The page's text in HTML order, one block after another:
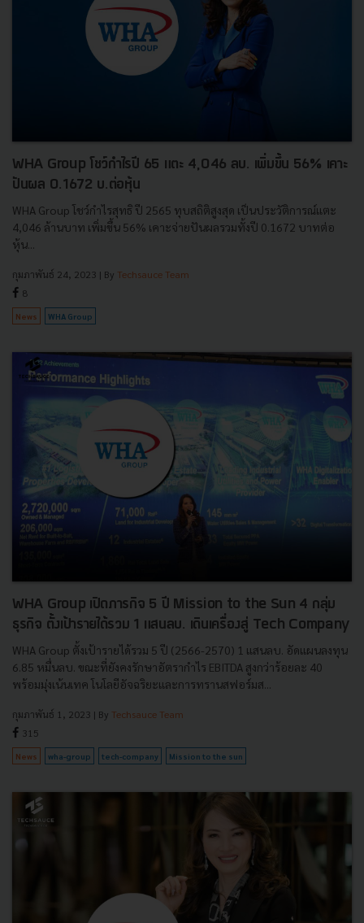
WHA Group โชว์กำไรปี 65 แตะ 4,046 ลบ. เพิ่มขึ้น 56% เคาะ
ปันผล 0.1672 บ.ต่อหุ้น
WHA Group โชว์กำไรสุทธิ ปี 2565 ทุบสถิติสูงสุด เป็นประวัติการณ์แตะ
4,046 ล้านบาท เพิ่มขึ้น 56% เคาะจ่ายปันผลรวมทั้งปี 0.1672 บาทต่อ
หุ้น...
กุมภาพันธ์ 24, 2023 | By Techsauce Team
8
News WHA Group
WHA Group เปิดภารกิจ 5 ปี Mission to the Sun 4 กลุ่ม
ธุรกิจ ตั้งเป้ารายได้รวม 1 แสนลบ. เดินเครื่องสู่ Tech Company
WHA Group ตั้งเป้ารายได้รวม 5 ปี (2566-2570) 1 แสนลบ. อัดแผนลงทุน
6.85 หมื่นลบ. ขณะที่ยังคงรักษาอัตรากำไร EBITDA สูงกว่าร้อยละ 40
พร้อมมุ่งเน้นเทค โนโลยีอัจฉริยะและการทรานสฟอร์มส...
กุมภาพันธ์ 1, 2023 | By Techsauce Team
315
News wha-group tech-company Mission to the sun